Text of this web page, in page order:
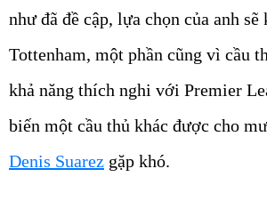
như đã đề cập, lựa chọn của anh sẽ
Tottenham, một phần cũng vì cầu
khả năng thích nghi với Premier
biến một cầu thủ khác được cho
Denis Suarez gặp khó.